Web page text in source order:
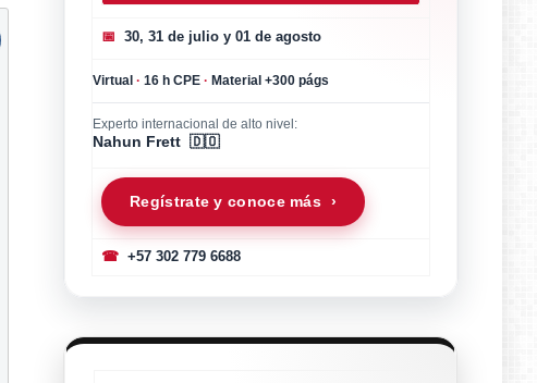
📅 30, 31 de julio y 01 de agosto
Virtual· 16 h CPE· Material +300 págs
Experto internacional de alto nivel:
Nahun Frett 🇩🇴
Regístrate y conoce más ›
☎ +57 302 779 6688